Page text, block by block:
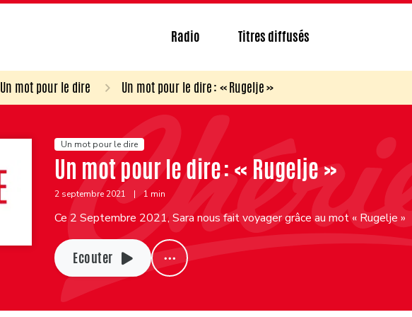
Radio Titres diffusés
Un mot pour le dire Un mot pour le dire : « Rugelje »
Un mot pour le dire
Un mot pour le dire : « Rugelje »
2 septembre 2021 | 1 min
Ce 2 Septembre 2021, Sara nous fait voyager grâce au mot « Rugelje »
Ecouter